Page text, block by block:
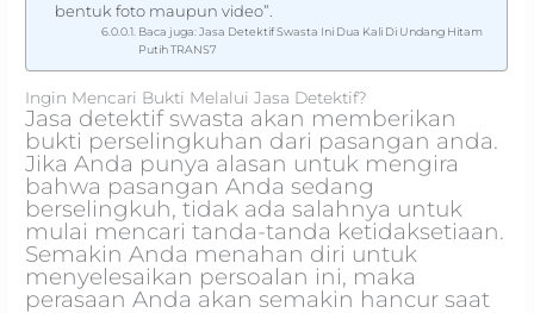
bentuk foto maupun video”.
Baca juga: Jasa Detektif Swasta Ini Dua Kali Di Undang Hitam
Putih TRANS7
Ingin Mencari Bukti Melalui Jasa Detektif?
Jasa detektif swasta akan memberikan
bukti perselingkuhan dari pasangan anda.
Jika Anda punya alasan untuk mengira
bahwa pasangan Anda sedang
berselingkuh,tidak ada salahnya untuk
mulai mencari tanda-tanda ketidaksetiaan.
Semakin Anda menahan diri untuk
menyelesaikan persoalan ini, maka
perasaan Anda akan semakin hancur saat